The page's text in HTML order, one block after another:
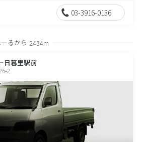
03-3916-0136
るから 2434m
日暮里駅前
2